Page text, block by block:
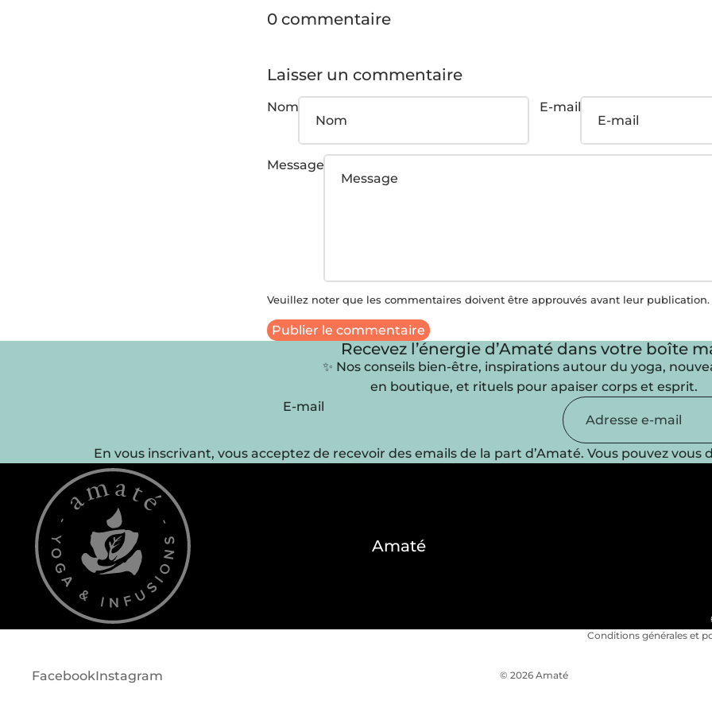
0 commentaire
Laisser un commentaire
Nom E-mail
Message
Veuillez noter que les commentaires doivent être approuvés avant leur publication.
Publier le commentaire
Recevez l’énergie d’Amaté dans votre boîte
✨ Nos conseils bien-être, inspirations autour du yoga,
en boutique, et rituels pour apaiser corps et esprit.
E-mail
En vous inscrivant, vous acceptez de recevoir des emails de la part d’Amaté. Vous pouvez
Amaté
FacebookInstagram © 2026 Amaté
Conditions générales et